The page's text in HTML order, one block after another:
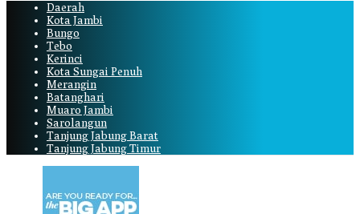
Daerah
Kota Jambi
Bungo
Tebo
Kerinci
Kota Sungai Penuh
Merangin
Batanghari
Muaro Jambi
Sarolangun
Tanjung Jabung Barat
Tanjung Jabung Timur